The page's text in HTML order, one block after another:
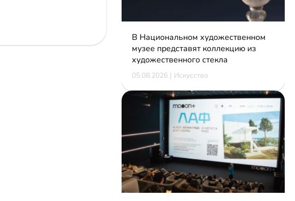
В Национальном художественном
музее представят коллекцию из
художественного стекла
05.08.2026 | Искусство